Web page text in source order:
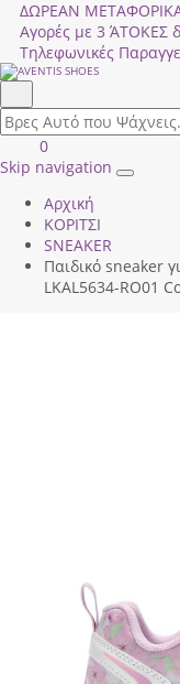
ΔΩΡΕΑΝ ΜΕΤΑΦΟΡΙΚΑ
Αγορές με 3 ΆΤΟΚΕΣ
Τηλεφωνικές
field.search
Είσοδος
|
ΚΑΛΑΘΙ
ΑΓΟΡΩΝ
0
Skip navigation
Toggle
Αρχική
ΚΟΡΙΤΣΙ
SNEAKER
Παιδικό sneaker
LΚΑL5634-RΟ01